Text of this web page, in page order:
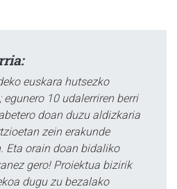
euskara hutsezko
10 udalerriren berri
doan duzu aldizkaria
zein erakunde
Eta orain doan bidaliko
gero! Proiektua bizirik
dugu zu bezalako